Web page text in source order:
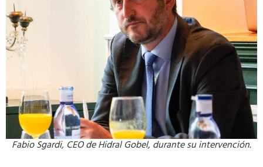
Fabio Sgardi, CEO de Hidral Gobel, durante su intervención.